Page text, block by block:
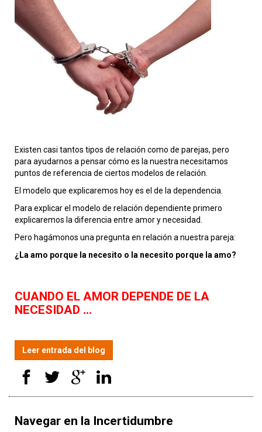
Existen casi tantos tipos de relación como de parejas, pero
para ayudarnos a pensar cómo es la nuestra necesitamos
puntos de referencia de ciertos modelos de relación.
El modelo que explicaremos hoy es el de la dependencia.
Para explicar el modelo de relación dependiente primero
explicaremos la diferencia entre amor y necesidad.
Pero hagámonos una pregunta en relación a nuestra pareja:
¿La amo porque la necesito o la necesito porque la amo?
CUANDO EL AMOR DEPENDE DE LA
NECESIDAD ...
Leer entrada del blog
Navegar en la Incertidumbre